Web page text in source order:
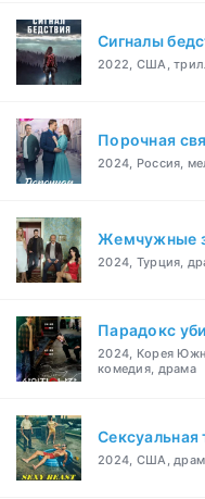
Сигналы
2022, США,
Порочная
2024, Россия,
Жемчужные
2024, Турция,
Парадокс
2024, Корея
комедия, драма
Сексуальная
2024, США,